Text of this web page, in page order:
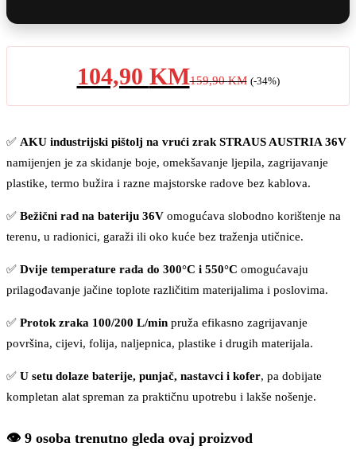
104,90 KM159,90KM (-34%)
✅ AKU industrijski pištolj na vrući zrak STRAUS AUSTRIA 36V
namijenjen je za skidanje boje, omekšavanje ljepila, zagrijavanje
plastike, termo bužira i razne majstorske radove bez kablova.
✅ Bežični rad na bateriju 36V omogućava slobodno korištenje na
terenu, u radionici, garaži ili oko kuće bez traženja utičnice.
✅ Dvije temperature rada do 300°C i 550°C omogućavaju
prilagođavanje jačine toplote različitim materijalima i poslovima.
✅ Protok zraka 100/200 L/min pruža efikasno zagrijavanje
površina, cijevi, folija, naljepnica, plastike i drugih materijala.
✅ U setu dolaze baterije, punjač, nastavci i kofer, pa dobijate
kompletan alat spreman za praktičnu upotrebu i lakše nošenje.
👁️ 9 osoba trenutno gleda ovaj proizvod